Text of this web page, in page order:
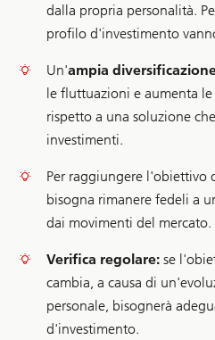
dalla propria personalità.
profilo d'investimento
Un'ampia
le fluttuazioni e aumenta
rispetto a una soluzione
investimenti.
Per raggiungere l'obiettivo
bisogna rimanere fedeli a
dai movimenti del mercato.
Verifica regolare: se
cambia, a causa di
personale, bisognerà
d'investimento.